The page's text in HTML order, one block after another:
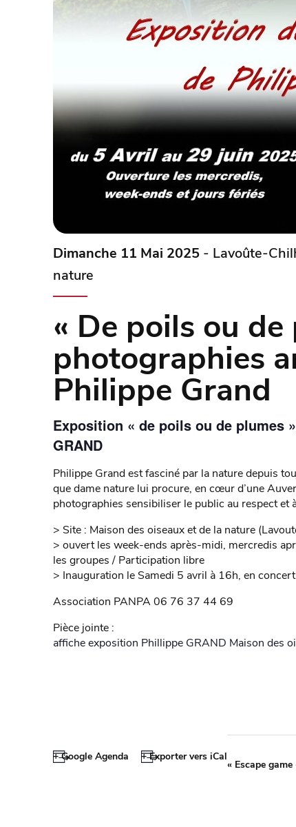
Dimanche 11 Mai 2025 - Lavoûte-
nature
« De poils ou de
photographies
Philippe Grand
Exposition « de poils ou de plumes
GRAND
Philippe Grand est fasciné par la nature depuis
que dame nature lui procure, en cœur d’une
photographies sensibiliser le public au respect
> Site : Maison des oiseaux et de la nature
> ouvert les week-ends après-midi, mercredis
les groupes / Participation libre
> Inauguration le Samedi 5 avril à 16h, en
Association PANPA 06 76 37 44 69
Pièce jointe :
affiche exposition Phillippe GRAND Maison des
+ Google Agenda + Exporter vers iCal
«Escape game